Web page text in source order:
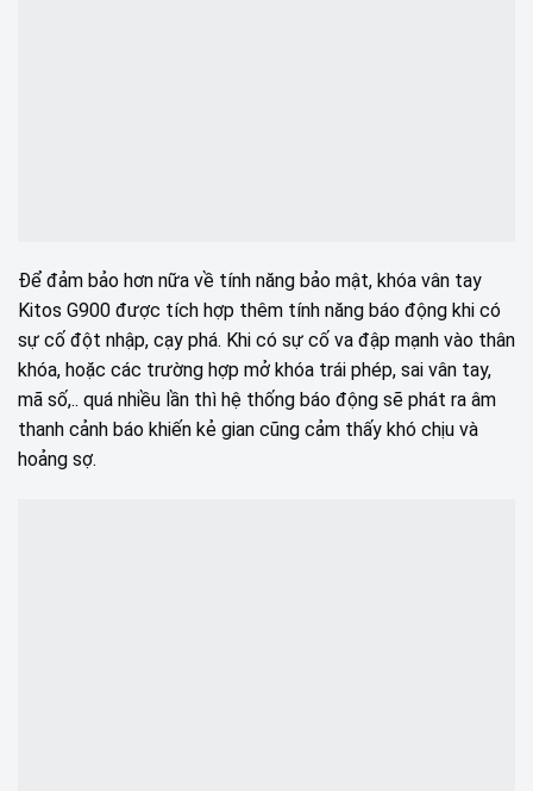
Để đảm bảo hơn nữa về tính năng bảo mật, khóa vân tay
Kitos G900 được tích hợp thêm tính năng báo động khi có
sự cố đột nhập, cạy phá. Khi có sự cố va đập mạnh vào thân
khóa, hoặc các trường hợp mở khóa trái phép, sai vân tay,
mã số,.. quá nhiều lần thì hệ thống báo động sẽ phát ra âm
thanh cảnh báo khiến kẻ gian cũng cảm thấy khó chịu và
hoảng sợ.